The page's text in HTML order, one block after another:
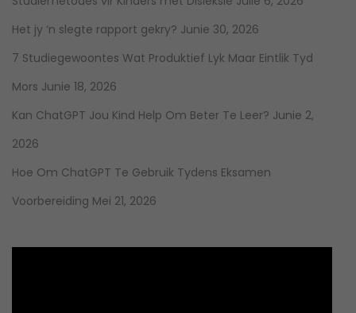
Het jy ‘n slegte rapport gekry? Junie 30, 2026
7 Studiegewoontes Wat Produktief Lyk Maar Eintlik Tyd
Mors Junie 18, 2026
Kan ChatGPT Jou Kind Help Om Beter Te Leer? Junie 2,
2026
Hoe Om ChatGPT Te Gebruik Tydens Eksamen
Voorbereiding Mei 21, 2026